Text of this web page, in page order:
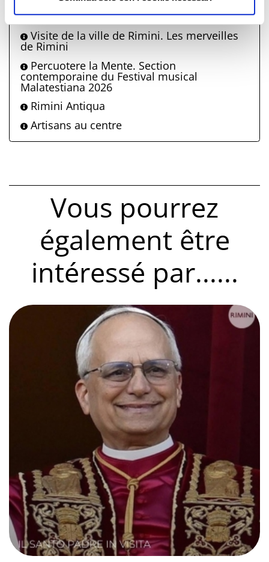
La Festa de Borg
Visite de la ville de Rimini. Les merveilles
de Rimini
Percuotere la Mente. Section
contemporaine du Festival musical
Malatestiana 2026
Rimini Antiqua
Artisans au centre
Vous pourrez
également être
intéressé par......